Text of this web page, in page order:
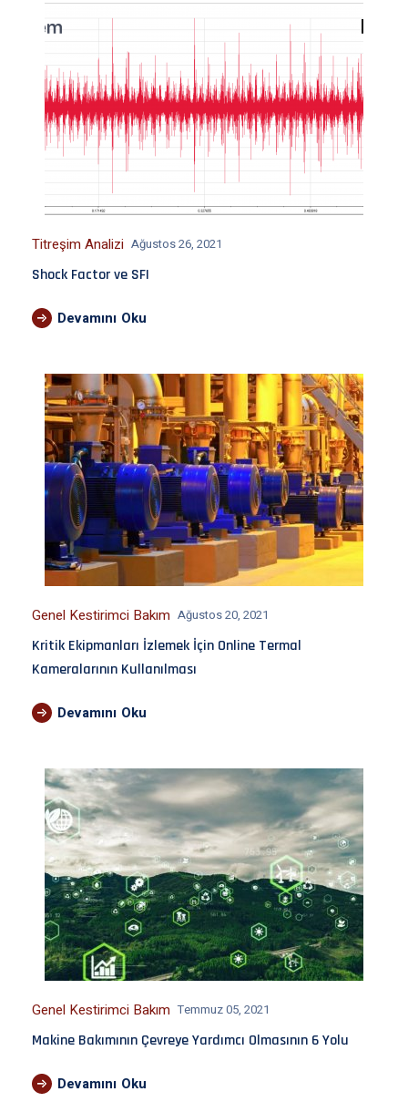
Titreşim Analizi Ağustos 26, 2021
Shock Factor ve SFI
Devamını Oku
Genel Kestirimci Bakım Ağustos 20, 2021
Kritik Ekipmanları İzlemek İçin Online Termal
Kameralarının Kullanılması
Devamını Oku
Genel Kestirimci Bakım Temmuz 05, 2021
Makine Bakımının Çevreye Yardımcı Olmasının 6 Yolu
Devamını Oku